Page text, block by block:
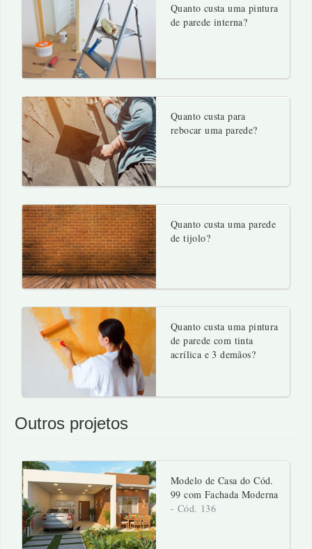
Quanto custa uma pintura
de parede interna?
Quanto custa para
rebocar uma parede?
Quanto custa uma parede
de tijolo?
Quanto custa uma pintura
de parede com tinta
acrílica e 3 demãos?
Outros projetos
Modelo de Casa do Cód.
99 com Fachada Moderna
- Cód. 136